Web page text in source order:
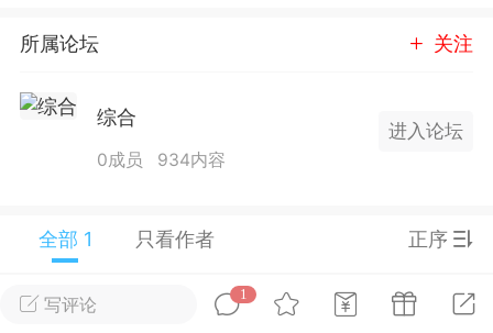
#狼行天下
59
17:09
电脑端 趋势
2024年 狼行天下A03.01软件大更
EA 增加货币版EA
写评论
1
所属论坛 关注
综合
0成员 934内容
进入论坛
全部 1 只看作者 正序
我不是汇神 Lv.9